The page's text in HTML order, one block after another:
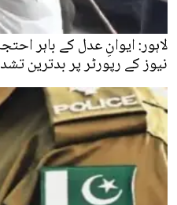
لاہور: ایوانِ عدل کے باہر
نیوز کے رپورٹر پر بدترین